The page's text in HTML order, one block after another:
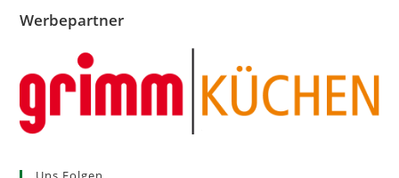
Werbepartner